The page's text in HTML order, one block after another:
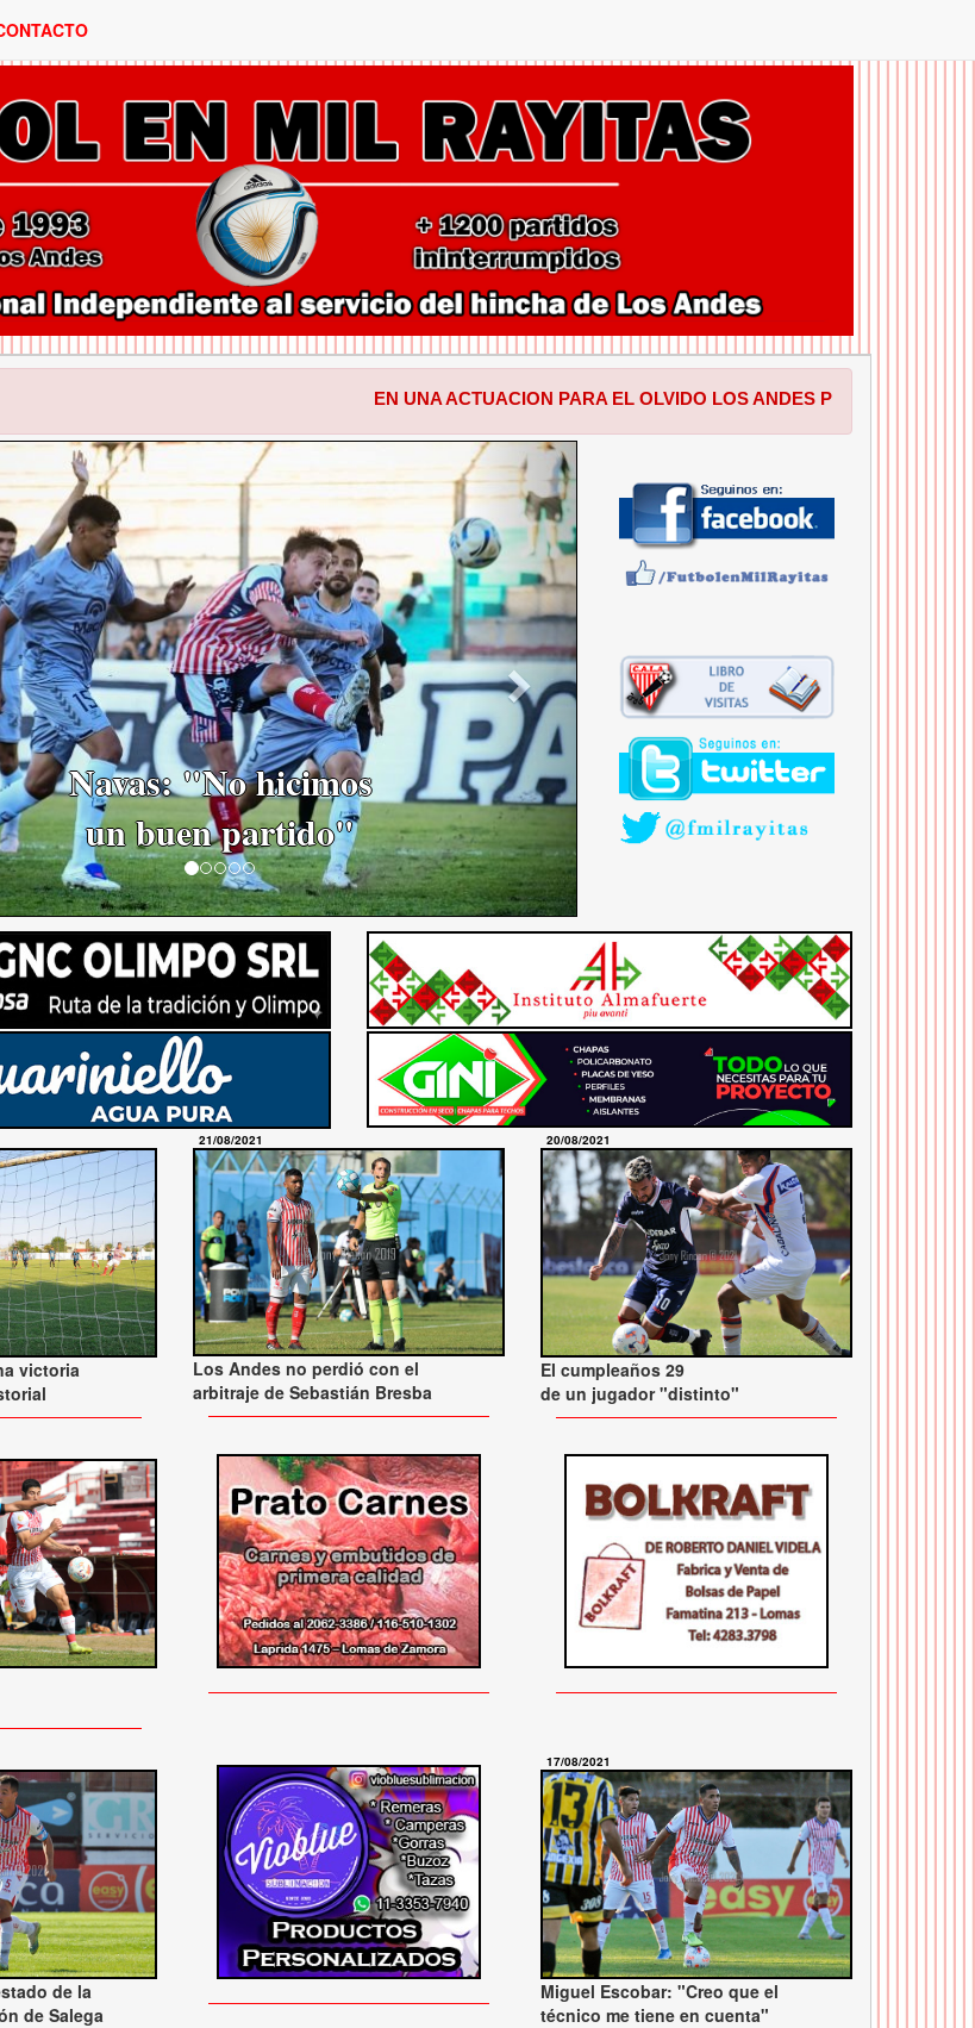
EN UNA ACTUACION PARA EL OLVIDO LOS ANDES PERDIO EN SALTA POR 1 A 0
El Historial marca
ventaja para Ferro
SIGUIENTE
victoria
21/08/2021
Los Andes no perdió con el
arbitraje de Sebastián Bresba
20/08/2021
El cumpleaños 29
de un jugador "distinto"
de la
de Salega
17/08/2021
Miguel Escobar: "Creo que el
técnico me tiene en cuenta"